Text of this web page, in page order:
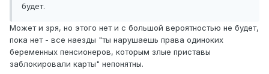
будет.
Может и зря, но этого нет и с большой вероятностью не будет,
пока нет - все наезды "ты нарушаешь права одиноких
беременных пенсионеров, которым злые приставы
заблокировали карты" непонятны.